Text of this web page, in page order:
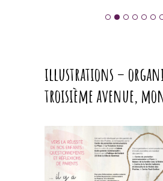
illustrations –
troisième avenue,